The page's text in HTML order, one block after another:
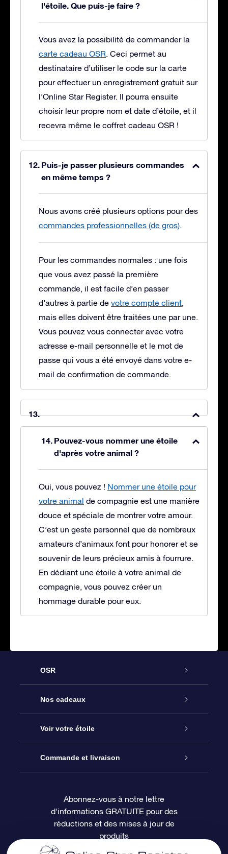
l'étoile. Que puis-je faire ?
Vous avez la possibilité de commander la
carte cadeau OSR. Ceci permet au
destinataire d’utiliser le code sur la carte
pour effectuer un enregistrement gratuit sur
l’Online Star Register. Il pourra ensuite
choisir leur propre nom et date d’étoile, et il
recevra même le coffret cadeau OSR !
Puis-je passer plusieurs commandes
en même temps ?
Nous avons créé plusieurs options pour des
commandes professionnelles (de gros).
Pour les commandes normales : une fois
que vous avez passé la première
commande, il est facile d’en passer
d’autres à partie de votre compte client,
mais elles doivent être traitées une par une.
Vous pouvez vous connecter avec votre
adresse e-mail personnelle et le mot de
passe qui vous a été envoyé dans votre e-
mail de confirmation de commande.
Pouvez-vous nommer une étoile
d'après votre animal ?
Oui, vous pouvez ! Nommer une étoile pour
votre animal de compagnie est une manière
douce et spéciale de montrer votre amour.
C’est un geste personnel que de nombreux
amateurs d’animaux font pour honorer et se
souvenir de leurs précieux amis à fourrure.
En dédiant une étoile à votre animal de
compagnie, vous pouvez créer un
hommage durable pour eux.
OSR
Service
À propos de l’OSR
Nous contacter
Questions fréquemment posées
Revues
Nos cadeaux
Cadeau d’étoile en ligne
Coffret cadeau OSR
Carte cadeau OSR
Voir votre étoile
Registre des étoiles
Page d’accueil personnalisée
Commande et livraison
Informations de paiement
Informations d’expédition
Abonnez-vous à notre lettre
d'informations GRATUITE pour des
réductions et des mises à jour de
produits